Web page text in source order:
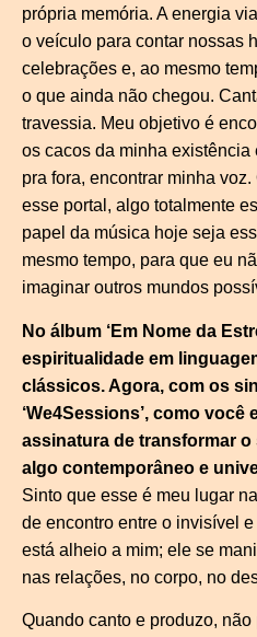
própria memória. A energia
o veículo para contar nossas
celebrações e, ao mesmo
o que ainda não chegou.
travessia. Meu objetivo é
os cacos da minha
pra fora, encontrar minha
esse portal, algo totalmente
papel da música hoje seja
mesmo tempo, para que eu
imaginar outros mundos
No álbum ‘Em Nome da
espiritualidade em
clássicos. Agora, com os
‘We4Sessions’, como você
assinatura de transformar
algo contemporâneo e
Sinto que esse é meu lugar
de encontro entre o invisível
está alheio a mim; ele se
nas relações, no corpo, no
Quando canto e produzo,